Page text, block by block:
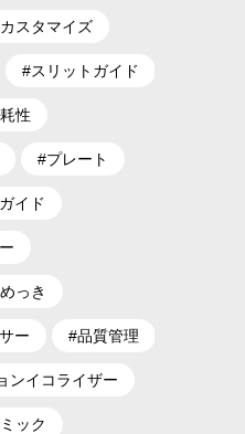
スタマイズ
#スリットガイド
性
#プレート
イド
っき
ー #品質管理
ンイコライザー
ック